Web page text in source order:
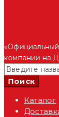
компании на
Каталог